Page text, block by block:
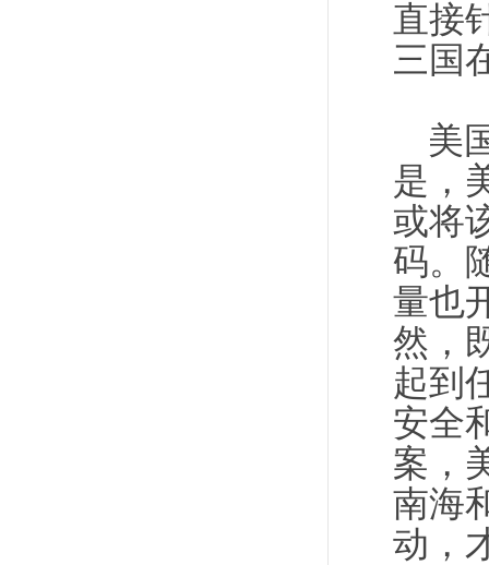
直接
三国
美
是，
或将
码。
量也
然，
起到
安全
案，
南海
动，